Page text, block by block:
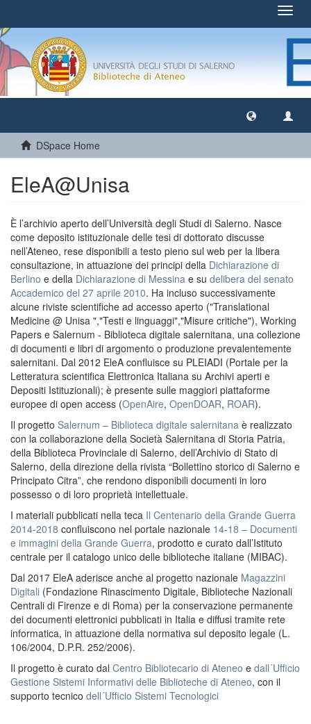
DSpace Home
EleA@Unisa
È l’archivio aperto dell’Università degli Studi di Salerno. Nasce
come deposito istituzionale delle tesi di dottorato discusse
nell’Ateneo, rese disponibili a testo pieno sul web per la libera
consultazione, in attuazione dei principi della Dichiarazione di
Berlino e della Dichiarazione di Messina e su delibera del senato
Accademico del 27 aprile 2010. Ha incluso successivamente
alcune riviste scientifiche ad accesso aperto ("Translational
Medicine @ Unisa ","Testi e linguaggi","Misure critiche"), Working
Papers e Salernum - Biblioteca digitale salernitana, una collezione
di documenti e libri di argomento o produzione prevalentemente
salernitani. Dal 2012 EleA confluisce su PLEIADI (Portale per la
Letteratura scientifica Elettronica Italiana su Archivi aperti e
Depositi Istituzionali); è presente sulle maggiori piattaforme
europee di open access (OpenAire, OpenDOAR, ROAR).
Il progetto Salernum – Biblioteca digitale salernitana è realizzato
con la collaborazione della Società Salernitana di Storia Patria,
della Biblioteca Provinciale di Salerno, dell’Archivio di Stato di
Salerno, della direzione della rivista “Bollettino storico di Salerno e
Principato Citra”, che rendono disponibili documenti in loro
possesso o di loro proprietà intellettuale.
I materiali pubblicati nella teca Il Centenario della Grande Guerra
2014-2018 confluiscono nel portale nazionale 14-18 – Documenti
e immagini della Grande Guerra, prodotto e curato dall’Istituto
centrale per il catalogo unico delle biblioteche italiane (MIBAC).
Dal 2017 EleA aderisce anche al progetto nazionale Magazzini
Digitali (Fondazione Rinascimento Digitale, Biblioteche Nazionali
Centrali di Firenze e di Roma) per la conservazione permanente
dei documenti elettronici pubblicati in Italia e diffusi tramite rete
informatica, in attuazione della normativa sul deposito legale (L.
106/2004, D.P.R. 252/2006).
Il progetto è curato dal Centro Bibliotecario di Ateneo e dall´Ufficio
Gestione Sistemi Informativi delle Biblioteche di Ateneo, con il
supporto tecnico dell´Ufficio Sistemi Tecnologici